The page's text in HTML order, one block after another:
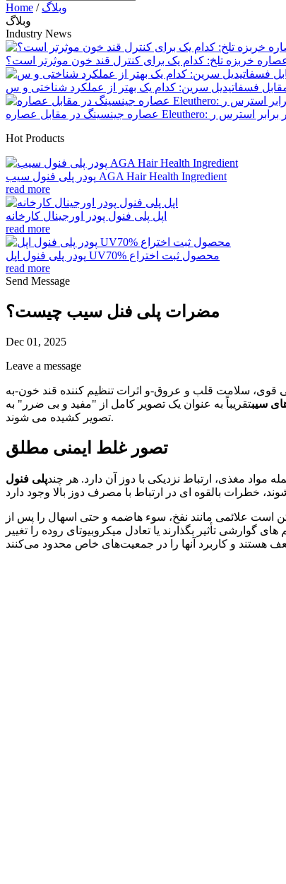
Home / وبلاگ
وبلاگ
Industry News
خربزه تلخ: کدام یک برای کنترل قند خون موثرتر است؟
Hot Products
پودر پلی فنول سیب AGA Hair Health Ingredient
read more
اپل پلی فنول پودر اورجینال کارخانه
read more
پودر پلی فنول اپل UV70% محصول ثبت اختراع
read more
Send Message
مضرات پلی فنل سیب چیست؟
Dec 01, 2025
Leave a message
قوی، سلامت قلب و عروق-و اثرات تنظیم کننده قند خون-به
سیبتقریباً به عنوان یک تصویر کامل از "مفید و بی ضرر" به
تصویر کشیده می شوند.
تصور غلط ایمنی مطلق
مغذی، ارتباط نزدیکی با دوز آن دارد. هر چندپلی فنول
علائمی مانند نفخ، سوء هاضمه و حتی اسهال را پس از
تأثیر بگذارند یا تعادل میکروبیوتای روده را تغییر